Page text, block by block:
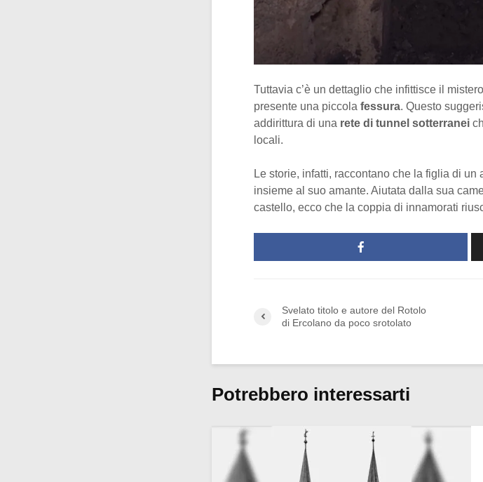
Tuttavia c’è un dettaglio che infittisce il
presente una piccola fessura. Questo
addirittura di una rete di tunnel sotterranei
locali.
Le storie, infatti, raccontano che la figlia di
insieme al suo amante. Aiutata dalla sua
castello, ecco che la coppia di innamorati
Svelato titolo e autore del Rotolo
di Ercolano da poco srotolato
Potrebbero interessarti